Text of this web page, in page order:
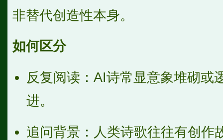
非替代创造性本身。
如何区分
反复阅读：AI诗常显意象堆砌或
进。
追问背景：人类诗歌往往有创作